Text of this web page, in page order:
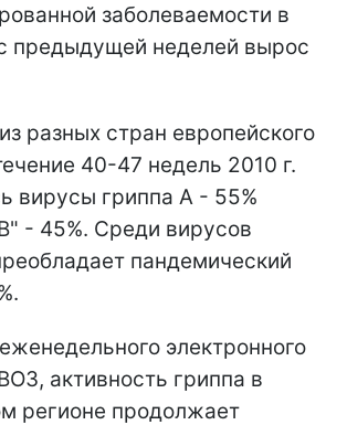
заболеваемости в
предыдущей неделей вырос
разных стран европейского
40-47 недель 2010 г.
вирусы гриппа А - 55%
- 45%. Среди вирусов
пандемический
электронного
активность гриппа в
регионе продолжает